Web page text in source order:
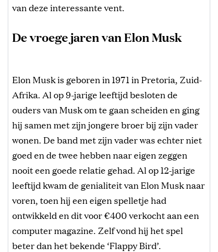
van deze interessante vent.
De vroege jaren van Elon Musk
Elon Musk is geboren in 1971 in Pretoria, Zuid-
Afrika. Al op 9-jarige leeftijd besloten de
ouders van Musk om te gaan scheiden en ging
hij samen met zijn jongere broer bij zijn vader
wonen. De band met zijn vader was echter niet
goed en de twee hebben naar eigen zeggen
nooit een goede relatie gehad. Al op 12-jarige
leeftijd kwam de genialiteit van Elon Musk naar
voren, toen hij een eigen spelletje had
ontwikkeld en dit voor €400 verkocht aan een
computer magazine. Zelf vond hij het spel
beter dan het bekende ‘Flappy Bird’.